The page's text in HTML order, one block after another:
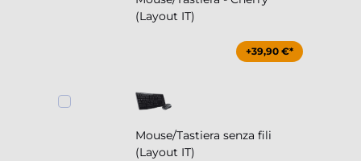
(Layout IT)
+39,90 €*
Mouse/Tastiera senza fili
(Layout IT)